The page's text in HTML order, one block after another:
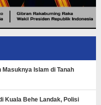
Masuknya Islam di Tanah
Kuala Behe Landak, Polisi